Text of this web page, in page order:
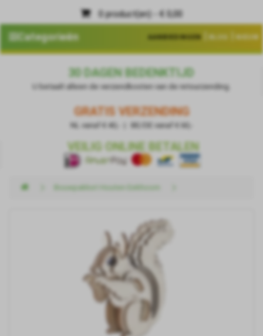
0 product(en) - € 0,00
Categorieën | |
30 DAGEN BEDENKTIJD
U betaalt alleen de verzendkosten van de retourzending.
GRATIS VERZENDING
NL vanaf € 40,- | BE/DE vanaf € 60,-
VEILIG ONLINE BETALEN
Bouwpakket Houten Eekhoorn